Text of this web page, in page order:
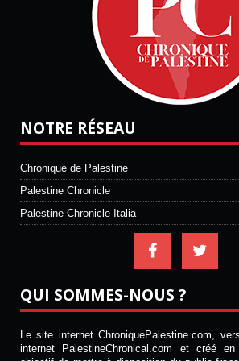
NOTRE RÉSEAU
Chronique de Palestine
Palestine Chronicle
Palestine Chronicle Italia
QUI SOMMES-NOUS ?
Le site internet ChroniquePalestine.com,
internet PalestineChronical.com et créé